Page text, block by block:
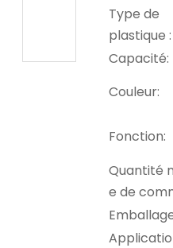
Type de
plastique :
Capacité:
Couleur:
Fonction:
Quantité
e de